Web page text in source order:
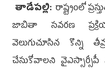
తాడేప‌ల్లి: రాష్ట్రంలో
జాబితా సవరణ
వెలుగుచూసిన కొన్ని
చేసుకోవాలని వైఎస్సార్సీపీ